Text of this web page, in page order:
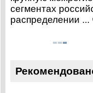
сегментах
распределении ...